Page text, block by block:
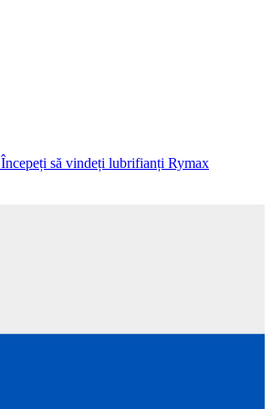
Începeți să vindeți lubrifianți Rymax